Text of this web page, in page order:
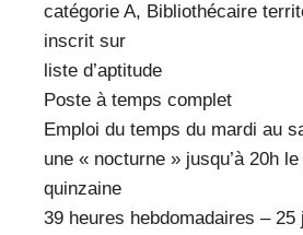
catégorie A, Bibliothécaire
inscrit sur
liste d’aptitude
Poste à temps complet
Emploi du temps du mardi au
une « nocturne » jusqu’à 20h
quinzaine
39 heures hebdomadaires – 25